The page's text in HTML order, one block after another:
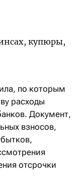
по которым
расходы
Документ,
взносов,
отсрочки